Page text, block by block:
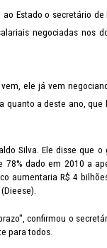
Estado o secretário
negociadas nos
ele já vem
a deste ano,
Silva. Ele disse que
dado em 2010 a
aumentaria R$ 4
confirmou o
para todos.